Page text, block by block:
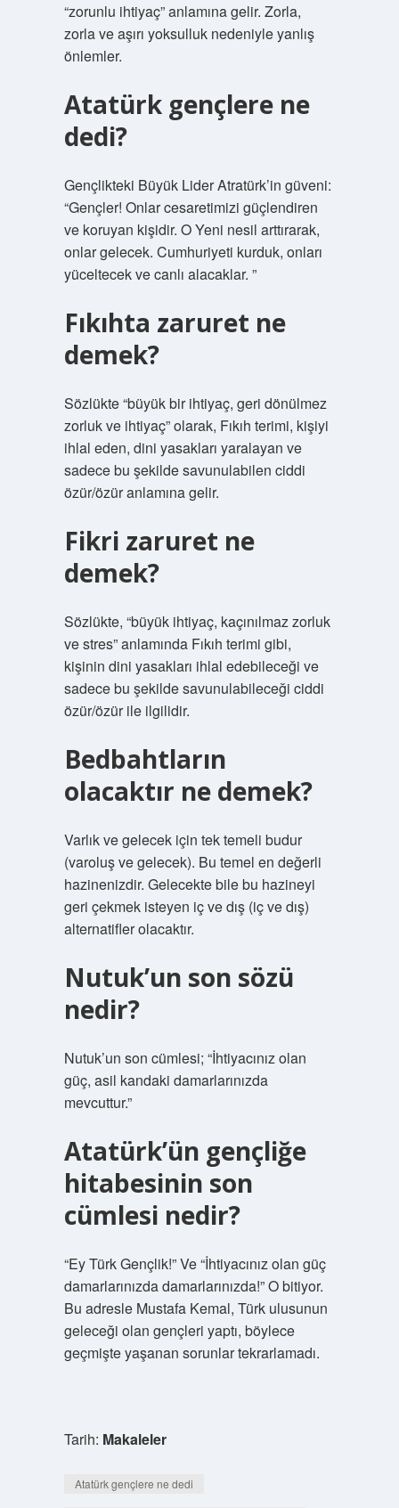
“zorunlu ihtiyaç” anlamına gelir. Zorla,
zorla ve aşırı yoksulluk nedeniyle yanlış
önlemler.
Atatürk gençlere ne
dedi?
Gençlikteki Büyük Lider Atratürk’in güveni:
“Gençler! Onlar cesaretimizi güçlendiren
ve koruyan kişidir. O Yeni nesil arttırarak,
onlar gelecek. Cumhuriyeti kurduk, onları
yüceltecek ve canlı alacaklar. ”
Fıkıhta zaruret ne
demek?
Sözlükte “büyük bir ihtiyaç, geri dönülmez
zorluk ve ihtiyaç” olarak, Fıkıh terimi, kişiyi
ihlal eden, dini yasakları yaralayan ve
sadece bu şekilde savunulabilen ciddi
özür/özür anlamına gelir.
Fikri zaruret ne
demek?
Sözlükte, “büyük ihtiyaç, kaçınılmaz zorluk
ve stres” anlamında Fıkıh terimi gibi,
kişinin dini yasakları ihlal edebileceği ve
sadece bu şekilde savunulabileceği ciddi
özür/özür ile ilgilidir.
Bedbahtların
olacaktır ne demek?
Varlık ve gelecek için tek temeli budur
(varoluş ve gelecek). Bu temel en değerli
hazinenizdir. Gelecekte bile bu hazineyi
geri çekmek isteyen iç ve dış (iç ve dış)
alternatifler olacaktır.
Nutuk’un son sözü
nedir?
Nutuk’un son cümlesi; “İhtiyacınız olan
güç, asil kandaki damarlarınızda
mevcuttur.”
Atatürk’ün gençliğe
hitabesinin son
cümlesi nedir?
“Ey Türk Gençlik!” Ve “İhtiyacınız olan güç
damarlarınızda damarlarınızda!” O bitiyor.
Bu adresle Mustafa Kemal, Türk ulusunun
geleceği olan gençleri yaptı, böylece
geçmişte yaşanan sorunlar tekrarlamadı.
Tarih: Makaleler
Atatürk gençlere ne dedi